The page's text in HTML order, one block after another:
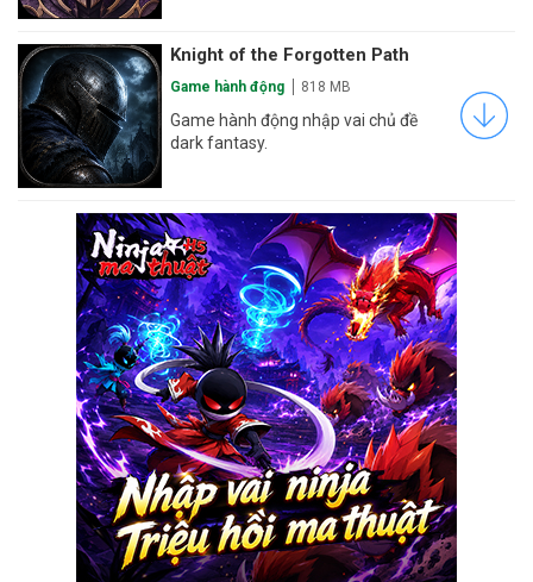
Knight of the Forgotten Path
Game hành động 818 MB
Game hành động nhập vai chủ đề
dark fantasy.